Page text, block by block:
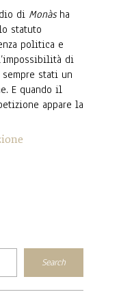
di Monàsha
statuto
politica e
di
stati un
E quando il
appare la